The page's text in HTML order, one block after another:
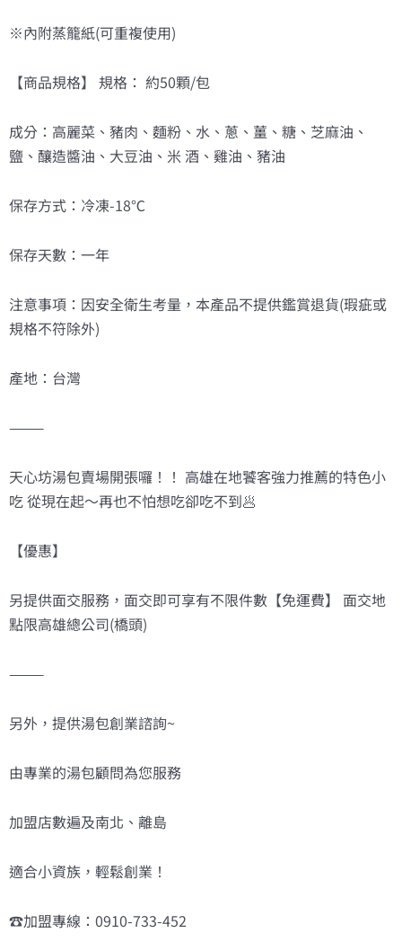
※內附蒸籠紙(可重複使用)
【商品規格】 規格： 約50顆/包
成分：高麗菜、豬肉、麵粉、水、蔥、薑、糖、芝麻油、
鹽、釀造醬油、大豆油、米 酒、雞油、豬油
保存方式：冷凍-18℃
保存天數：一年
注意事項：因安全衛生考量，本產品不提供鑑賞退貨(瑕疵或
規格不符除外)
產地：台灣
———
天心坊湯包賣場開張囉！！ 高雄在地饕客強力推薦的特色小
吃 從現在起～再也不怕想吃卻吃不到🥟
【優惠】
另提供面交服務，面交即可享有不限件數【免運費】 面交地
點限高雄總公司(橋頭)
———
另外，提供湯包創業諮詢~
由專業的湯包顧問為您服務
加盟店數遍及南北、離島
適合小資族，輕鬆創業！
☎️加盟專線：0910-733-452